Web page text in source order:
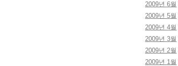
2009년 6월
2009년 5월
2009년 4월
2009년 3월
2009년 2월
2009년 1월